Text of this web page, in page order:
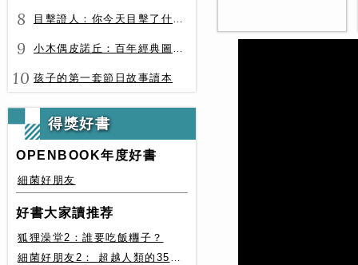
8 目擊證人：你今天目擊了什麼？
9 小木偶皮諾丘：百年經典圖文全譯版
10 孩子的第一套節日故事讀本
得獎好書
OPENBOOK年度好書
細菌好朋友
好書大家讀推荐
狐狸澡堂2：誰要吃飯糰子？
細菌好朋友2： 超越人類的35種細菌生存絕技